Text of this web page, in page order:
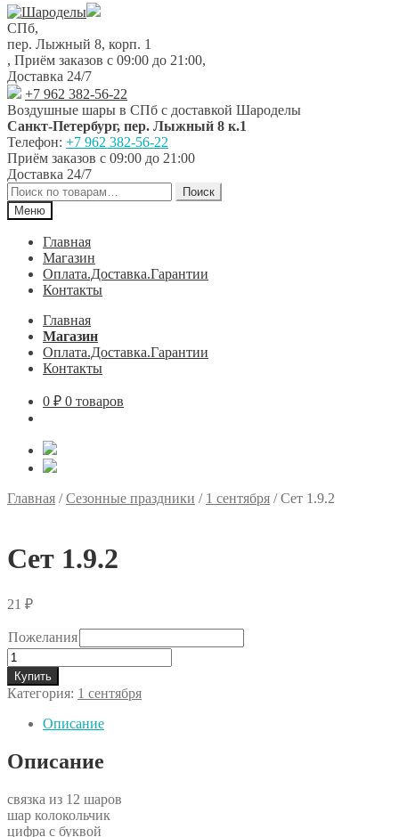
Перейти
к
навигации
Перейти
к
содержимому
СПб,
пер. Лыжный 8, корп. 1
, Приём заказов с 09:00 до 21:00,
Доставка 24/7
+7 962 382-56-22
Воздушные шары в СПб с доставкой Шароделы
Санкт-Петербург, пер. Лыжный 8 к.1
Телефон: +7 962 382-56-22
Приём заказов с 09:00 до 21:00
Доставка 24/7
Искать:
Поиск
Меню
Главная
Магазин
Оплата.Доставка.Гарантии
Контакты
Главная
Магазин
Оплата.Доставка.Гарантии
Контакты
0 ₽ 0 товаров
Главная /Сезонные праздники / 1 сентября /Сет 1.9.2
Сет 1.9.2
21 ₽
Пожелания
Количество
товара
Сет
1.9.2
Купить
Категория: 1 сентября
Описание
Описание
связка из 12 шаров
шар колокольчик
цифра с буквой